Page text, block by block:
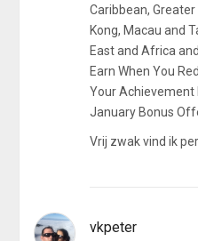
Caribbean,
Kong, Macau and
East and Africa
Earn When You
Your Achievement
January Bonus
Vrij zwak vind ik
vkpeter